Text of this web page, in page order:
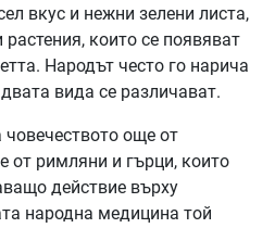
вкус и нежни зелени листа,
които се появяват
Народът често го нарича
вида се различават.
човечеството още от
от римляни и гърци, които
действие върху
народна медицина той